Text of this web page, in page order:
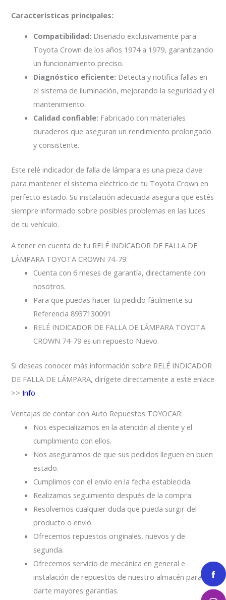
Características principales:
Compatibilidad: Diseñado exclusivamente para
Toyota Crown de los años 1974 a 1979, garantizando
un funcionamiento preciso.
Diagnóstico eficiente: Detecta y notifica fallas en
el sistema de iluminación, mejorando la seguridad y el
mantenimiento.
Calidad confiable: Fabricado con materiales
duraderos que aseguran un rendimiento prolongado
y consistente.
Este relé indicador de falla de lámpara es una pieza clave
para mantener el sistema eléctrico de tu Toyota Crown en
perfecto estado. Su instalación adecuada asegura que estés
siempre informado sobre posibles problemas en las luces
de tu vehículo.
A tener en cuenta de tu RELÉ INDICADOR DE FALLA DE
LÁMPARA TOYOTA CROWN 74-79:
Cuenta con 6 meses de garantía, directamente con
nosotros.
Para que puedas hacer tu pedido fácilmente su
Referencia 8937130091
RELÉ INDICADOR DE FALLA DE LÁMPARA TOYOTA
CROWN 74-79 es un repuesto Nuevo.
Si deseas conocer más información sobre RELÉ INDICADOR
DE FALLA DE LÁMPARA, dirígete directamente a este enlace
>> Info
Ventajas de contar con Auto Repuestos TOYOCAR:
Nos especializamos en la atención al cliente y el
cumplimiento con ellos.
Nos aseguramos de que sus pedidos lleguen en buen
estado.
Cumplimos con el envío en la fecha establecida.
Realizamos seguimiento después de la compra.
Resolvemos cualquier duda que pueda surgir del
producto o envió.
Ofrecemos repuestos originales, nuevos y de
segunda.
Ofrecemos servicio de mecánica en general e
instalación de repuestos de nuestro almacén para
darte mayores garantías.